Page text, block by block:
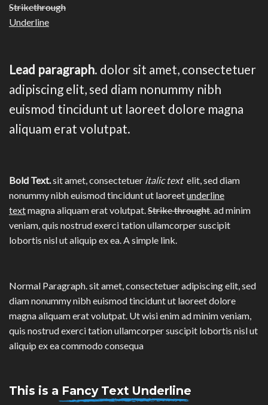
Strikethrough
Underline
Lead paragraph. dolor sit amet, consectetuer
adipiscing elit, sed diam nonummy nibh
euismod tincidunt ut laoreet dolore magna
aliquam erat volutpat.
Bold Text.sit amet, consectetuer italic text elit, sed diam
nonummy nibh euismod tincidunt ut laoreetunderline
textmagna aliquam erat volutpat.Strike throught. ad minim
veniam, quis nostrud exerci tation ullamcorper suscipit
lobortis nisl ut aliquip ex ea.A simple link.
Normal Paragraph. sit amet, consectetuer adipiscing elit, sed
diam nonummy nibh euismod tincidunt ut laoreet dolore
magna aliquam erat volutpat. Ut wisi enim ad minim veniam,
quis nostrud exerci tation ullamcorper suscipit lobortis nisl ut
aliquip ex ea commodo consequa
This is a Fancy Text Underline